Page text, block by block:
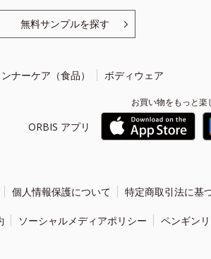
無料サンプルを探す
ナーケア（食品） ボディウェア
ORBIS アプリ
お買い物をもっと楽
個人情報保護について 特定商取引法に基
ソーシャルメディアポリシー ペンギン